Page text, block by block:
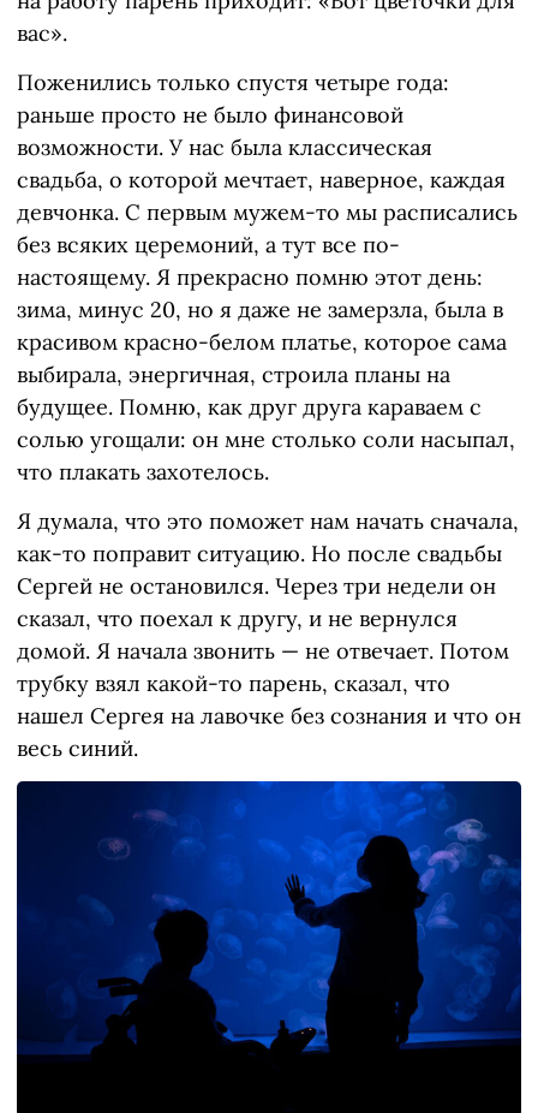
вас».
Поженились только спустя четыре года:
раньше просто не было финансовой
возможности. У нас была классическая
свадьба, о которой мечтает, наверное, каждая
девчонка. С первым мужем-то мы расписались
без всяких церемоний, а тут все по-
настоящему. Я прекрасно помню этот день:
зима, минус 20, но я даже не замерзла, была в
красивом красно-белом платье, которое сама
выбирала, энергичная, строила планы на
будущее. Помню, как друг друга караваем с
солью угощали: он мне столько соли насыпал,
что плакать захотелось.
Я думала, что это поможет нам начать сначала,
как-то поправит ситуацию. Но после свадьбы
Сергей не остановился. Через три недели он
сказал, что поехал к другу, и не вернулся
домой. Я начала звонить — не отвечает. Потом
трубку взял какой-то парень, сказал, что
нашел Сергея на лавочке без сознания и что он
весь синий.